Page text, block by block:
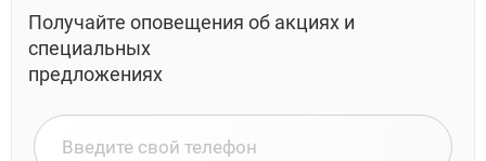
Получайте оповещения об акциях и
специальных
предложениях